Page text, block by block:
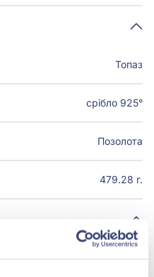
Топаз
срібло 925°
Позолота
479.28 г.
, АРТ. 2.8.0015